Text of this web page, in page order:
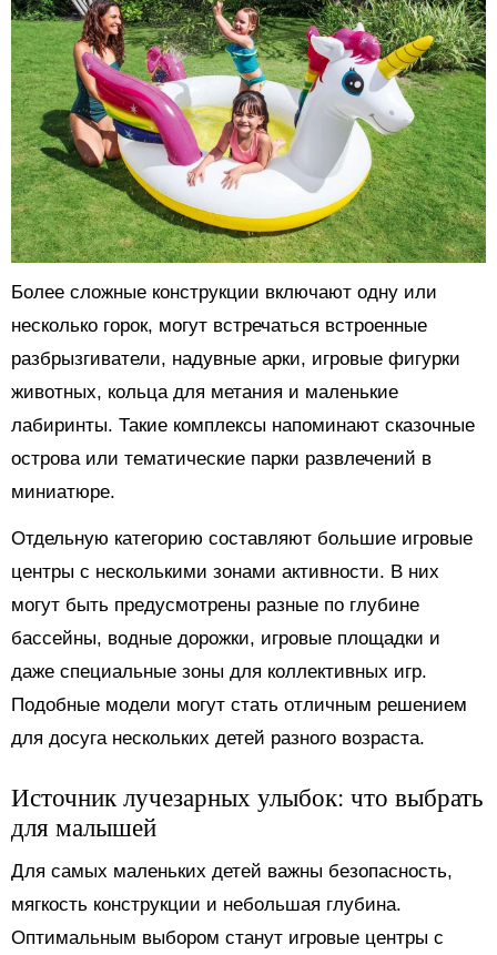
Более сложные конструкции включают одну или
несколько горок, могут встречаться встроенные
разбрызгиватели, надувные арки, игровые фигурки
животных, кольца для метания и маленькие
лабиринты. Такие комплексы напоминают сказочные
острова или тематические парки развлечений в
миниатюре.
Отдельную категорию составляют большие игровые
центры с несколькими зонами активности. В них
могут быть предусмотрены разные по глубине
бассейны, водные дорожки, игровые площадки и
даже специальные зоны для коллективных игр.
Подобные модели могут стать отличным решением
для досуга нескольких детей разного возраста.
Источник лучезарных улыбок: что выбрать
для малышей
Для самых маленьких детей важны безопасность,
мягкость конструкции и небольшая глубина.
Оптимальным выбором станут игровые центры с